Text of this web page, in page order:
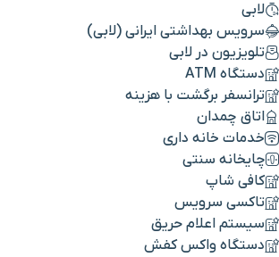
لابی
سرویس بهداشتی ایرانی (لابی)
تلویزیون در لابی
دستگاه ATM
ترانسفر برگشت با هزینه
اتاق چمدان
خدمات خانه داری
چایخانه سنتی
کافی شاپ
تاکسی سرویس
سیستم اعلام حریق
دستگاه واکس کفش